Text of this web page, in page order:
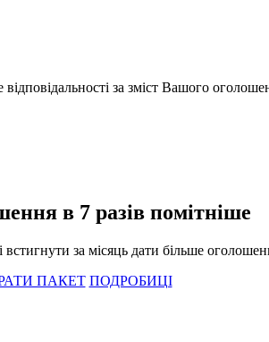
за зміст Вашого
в 7 разів помітніше
за місяць дати більше
ПАКЕТ ПОДРОБИЦІ